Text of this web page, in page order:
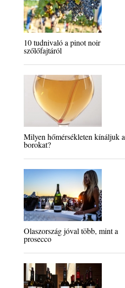
10 tudnivaló a pinot noir
szőlőfajtáról
Milyen hőmérsékleten kínáljuk a
borokat?
Olaszország jóval több, mint a
prosecco